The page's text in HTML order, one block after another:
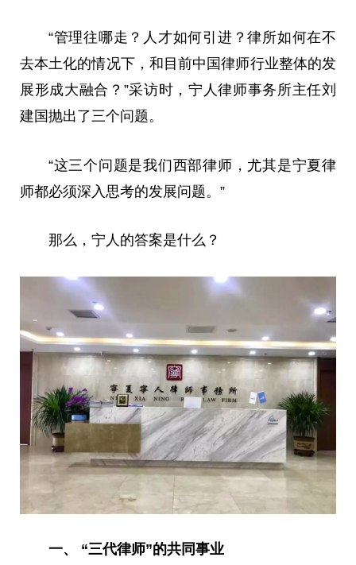
“管理往哪走？人才如何引进？律所如何在不
去本土化的情况下，和目前中国律师行业整体的发
展形成大融合？”采访时，宁人律师事务所主任刘
建国抛出了三个问题。
“这三个问题是我们西部律师，尤其是宁夏律
师都必须深入思考的发展问题。”
那么，宁人的答案是什么？
一、 “三代律师”的共同事业